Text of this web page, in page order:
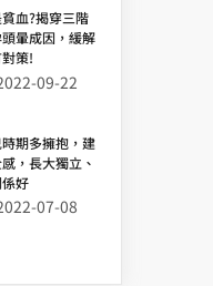
血?揭穿三階
暈成因，緩解
策!
09-22
期多擁抱，建
，長大獨立、
好
07-08